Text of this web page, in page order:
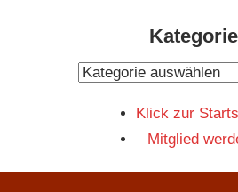
Kategorien
Klick zur
Mitglied